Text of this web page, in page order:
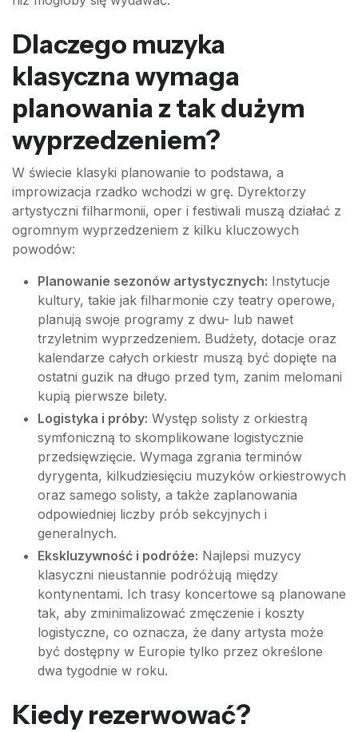
Dlaczego muzyka
klasyczna wymaga
planowania z tak dużym
wyprzedzeniem?
W świecie klasyki planowanie to podstawa, a
improwizacja rzadko wchodzi w grę. Dyrektorzy
artystyczni filharmonii, oper i festiwali muszą działać z
ogromnym wyprzedzeniem z kilku kluczowych
powodów:
Planowanie sezonów artystycznych: Instytucje
kultury, takie jak filharmonie czy teatry operowe,
planują swoje programy z dwu- lub nawet
trzyletnim wyprzedzeniem. Budżety, dotacje oraz
kalendarze całych orkiestr muszą być dopięte na
ostatni guzik na długo przed tym, zanim melomani
kupią pierwsze bilety.
Logistyka i próby: Występ solisty z orkiestrą
symfoniczną to skomplikowane logistycznie
przedsięwzięcie. Wymaga zgrania terminów
dyrygenta, kilkudziesięciu muzyków orkiestrowych
oraz samego solisty, a także zaplanowania
odpowiedniej liczby prób sekcyjnych i
generalnych.
Ekskluzywność i podróże: Najlepsi muzycy
klasyczni nieustannie podróżują między
kontynentami. Ich trasy koncertowe są planowane
tak, aby zminimalizować zmęczenie i koszty
logistyczne, co oznacza, że dany artysta może
być dostępny w Europie tylko przez określone
dwa tygodnie w roku.
Kiedy rezerwować?